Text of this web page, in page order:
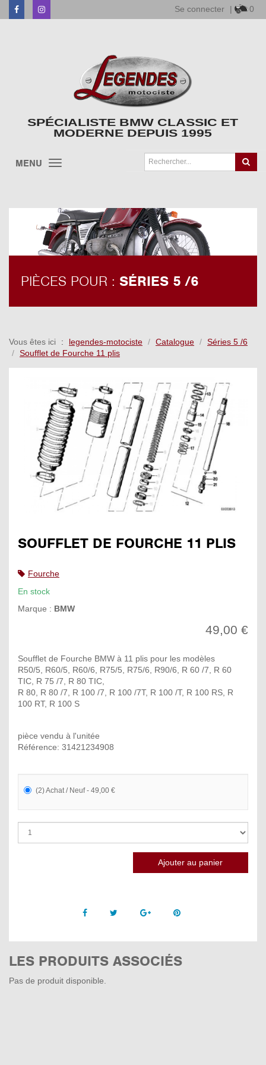
FacebookInstagram Se connecter | 0
SPÉCIALISTE BMW CLASSIC ET
MODERNE DEPUIS 1995
MENU
PIÈCES POUR : SÉRIES 5 /6
Vous êtes ici legendes-motociste Catalogue
Séries 5 /6
Soufflet de Fourche 11 plis
SOUFFLET DE FOURCHE 11 PLIS
Fourche
En stock
Marque : BMW
49,00 €
Soufflet de Fourche BMW à 11 plis pour les modèles
R50/5, R60/5, R60/6, R75/5, R75/6, R90/6, R 60 /7, R 60
TIC, R 75 /7, R 80 TIC,
R 80, R 80 /7, R 100 /7, R 100 /7T, R 100 /T, R 100 RS, R
100 RT, R 100 S
pièce vendu à l'unitée
Référence: 31421234908
(2) Achat / Neuf - 49,00 €
Facebook Twitter Google +Pinterest
LES PRODUITS ASSOCIÉS
Pas de produit disponible.